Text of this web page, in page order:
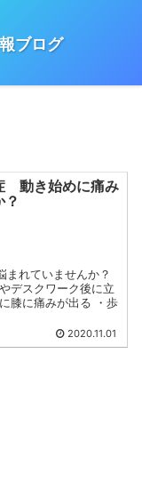
ブログ
動き始めに痛み
？
まれていませんか？
デスクワーク後に立
膝に痛みが出る ・歩
2020.11.01